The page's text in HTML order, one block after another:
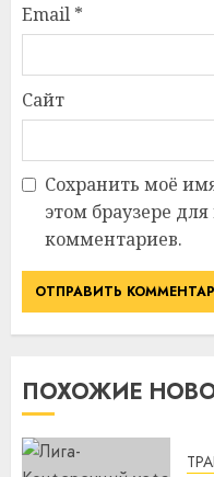
Email *
Сайт
Сохранить моё
этом браузере
комментариев.
ПОХОЖИЕ